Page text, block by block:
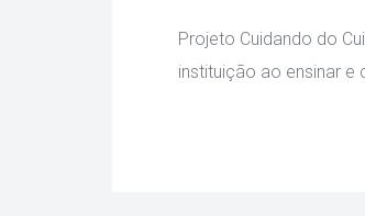
Projeto Cuidando do
instituição ao ensinar e